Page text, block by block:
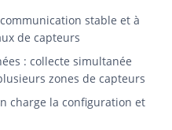
stable et à
de capteurs
: collecte simultanée
zones de capteurs
charge la configuration et